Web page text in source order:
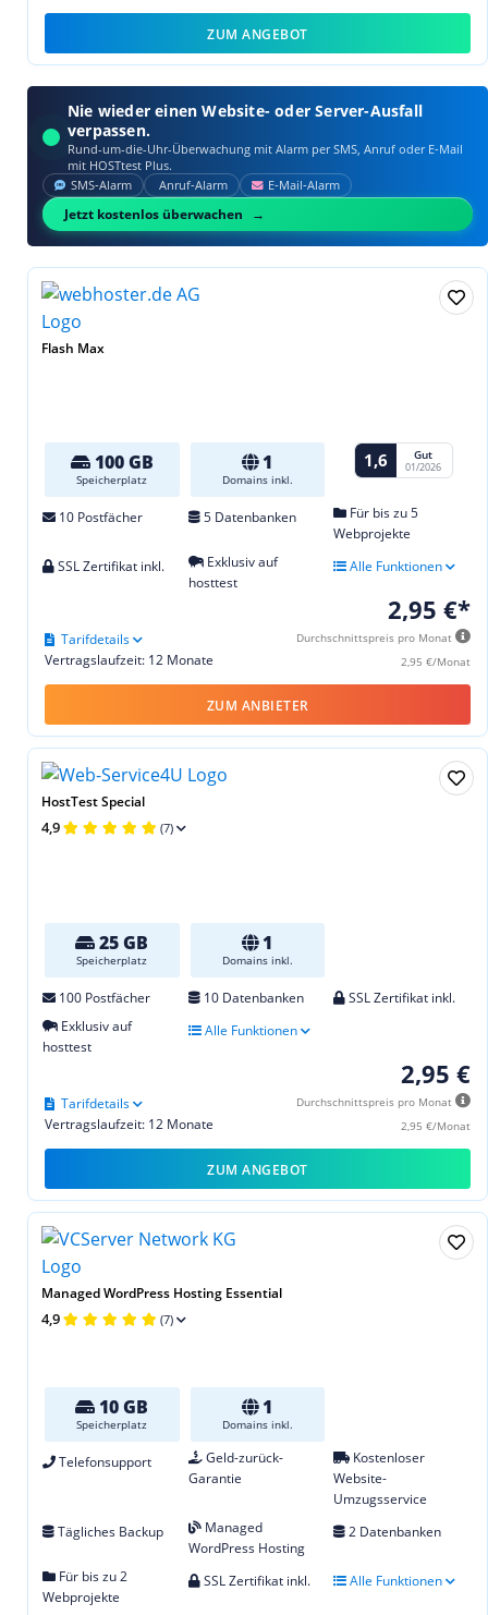
ZUM ANGEBOT
Nie wieder einen Website- oder Server-Ausfall
verpassen.
Rund-um-die-Uhr-Überwachung mit Alarm per SMS, Anruf oder E‑Mail
mit HOSTtest Plus.
SMS‑Alarm Anruf‑Alarm E‑Mail‑Alarm
Jetzt kostenlos überwachen
Flash Max
100 GB
Speicherplatz
1
Domains inkl.
1,6 Gut
01/2026
10 Postfächer 5 Datenbanken
Für bis zu 5
Webprojekte
SSL Zertifikat inkl.
Exklusiv auf
hosttest
Alle Funktionen
2,95 €*
Durchschnittspreis pro Monat
2,95 €/Monat
Vertragslaufzeit: 12 Monate
Tarifdetails
ZUM ANBIETER
HostTest Special
4,9 (7)
25 GB
Speicherplatz
1
Domains inkl.
100 Postfächer 10 Datenbanken
SSL Zertifikat inkl.
Exklusiv auf
hosttest
Alle Funktionen
2,95 €
Durchschnittspreis pro Monat
2,95 €/Monat
Vertragslaufzeit: 12 Monate
Tarifdetails
ZUM ANGEBOT
Managed WordPress Hosting Essential
4,9 (7)
10 GB
Speicherplatz
1
Domains inkl.
Telefonsupport
Geld-zurück-
Garantie
Kostenloser
Website-
Umzugsservice
Tägliches Backup
Managed
WordPress Hosting
2 Datenbanken
Für bis zu 2
Webprojekte
SSL Zertifikat inkl. Alle Funktionen